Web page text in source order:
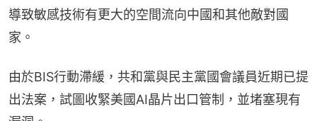
導致敏感技術有更大的空間流向中國和其他敵對國
家。
由於BIS行動滯緩，共和黨與民主黨國會議員近期已提
出法案，試圖收緊美國AI晶片出口管制，並堵塞現有